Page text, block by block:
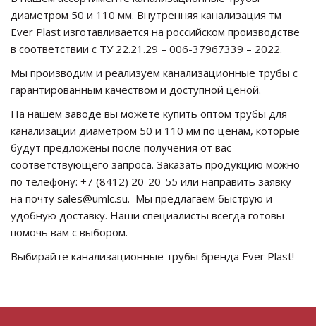
диаметром 50 и 110 мм. Внутренняя канализация тм
Ever Plast изготавливается на российском производстве
в соответствии с ТУ 22.21.29 – 006-37967339 – 2022.
Мы производим и реализуем канализационные трубы с
гарантированным качеством и доступной ценой.
На нашем заводе вы можете купить оптом трубы для
канализации диаметром 50 и 110 мм по ценам, которые
будут предложены после получения от вас
соответствующего запроса. Заказать продукцию можно
по телефону: +7 (8412) 20-20-55 или направить заявку
на почту sales@umlc.su. Мы предлагаем быструю и
удобную доставку. Наши специалисты всегда готовы
помочь вам с выбором.
Выбирайте канализационные трубы бренда Ever Plast!